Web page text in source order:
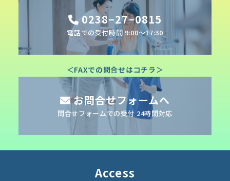
0238−27−0815
電話での受付時間 9:00〜17:30
＜FAXでの問合せはコチラ＞
お問合せフォームへ
問合せフォームでの受付 24時間対応
Access